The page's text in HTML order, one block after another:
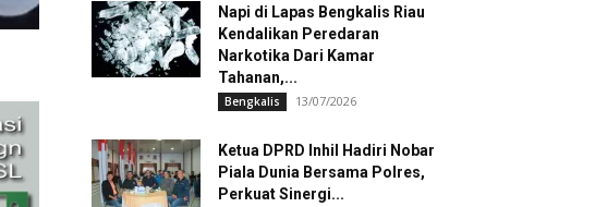
Napi di Lapas Bengkalis Riau
Kendalikan Peredaran
Narkotika Dari Kamar
Tahanan,...
Bengkalis 13/07/2026
Ketua DPRD Inhil Hadiri Nobar
Piala Dunia Bersama Polres,
Perkuat Sinergi...